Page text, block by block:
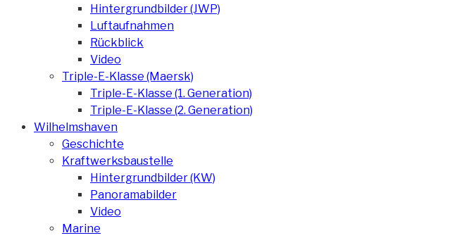
Hintergrundbilder (JWP)
Luftaufnahmen
Rückblick
Video
Triple-E-Klasse (Maersk)
Triple-E-Klasse (1. Generation)
Triple-E-Klasse (2. Generation)
Wilhelmshaven
Geschichte
Kraftwerksbaustelle
Hintergrundbilder (KW)
Panoramabilder
Video
Marine